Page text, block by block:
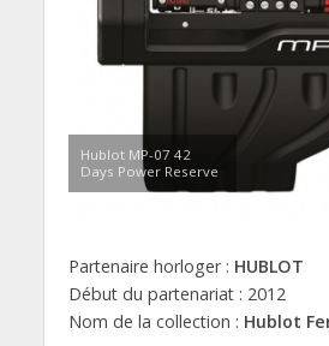
Hublot MP-07 42
Days Power Reserve
Partenaire horloger : HUBLOT
Début du partenariat : 2012
Nom de la collection : Hublot